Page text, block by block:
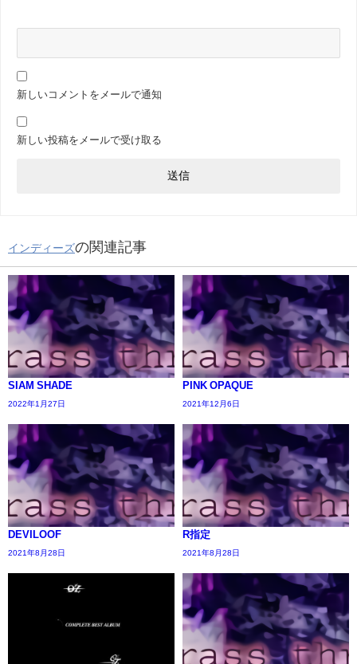
新しいコメントをメールで通知
新しい投稿をメールで受け取る
インディーズの関連記事
SIAM SHADE
2022年1月27日
PINK OPAQUE
2021年12月6日
DEVILOOF
2021年8月28日
R指定
2021年8月28日